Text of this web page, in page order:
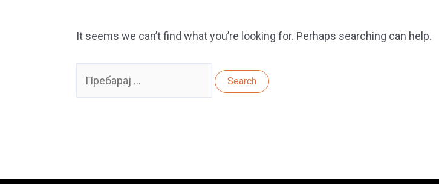
It seems we can’t find what you’re looking for. Perhaps searching can help.
for: